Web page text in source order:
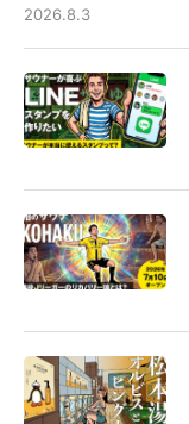
2026.8.3